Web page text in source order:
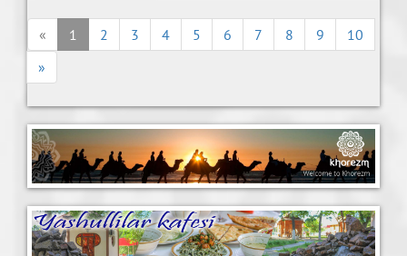
« 1 2 3 4 5 6 7 8 9
10
»